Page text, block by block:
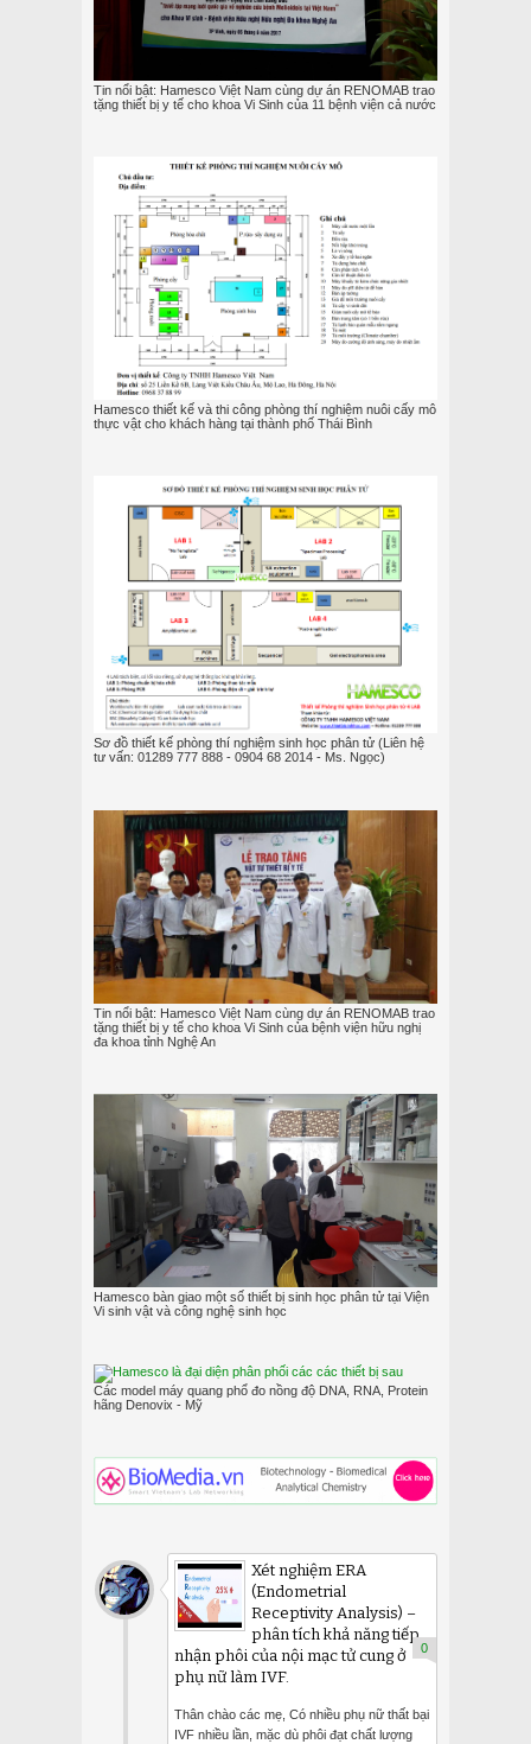
Tin nổi bật: Hamesco Việt Nam cùng dự án RENOMAB trao
tặng thiết bị y tế cho khoa Vi Sinh của 11 bệnh viện cả nước
Hamesco thiết kế và thi công phòng thí nghiệm nuôi cấy mô
thực vật cho khách hàng tại thành phố Thái Bình
Sơ đồ thiết kế phòng thí nghiệm sinh học phân tử (Liên hệ
tư vấn: 01289 777 888 - 0904 68 2014 - Ms. Ngọc)
Tin nổi bật: Hamesco Việt Nam cùng dự án RENOMAB trao
tặng thiết bị y tế cho khoa Vi Sinh của bệnh viện hữu nghị
đa khoa tỉnh Nghệ An
Hamesco bàn giao một số thiết bị sinh học phân tử tại Viện
Vi sinh vật và công nghệ sinh học
Các model máy quang phổ đo nồng độ DNA, RNA, Protein
hãng Denovix - Mỹ
Xét nghiệm ERA
(Endometrial
Receptivity Analysis) –
phân tích khả năng tiếp
nhận phôi của nội mạc tử cung ở
phụ nữ làm IVF.
0
Thân chào các mẹ, Có nhiều phụ nữ thất bại
IVF nhiều lần, mặc dù phôi đạt chất lượng